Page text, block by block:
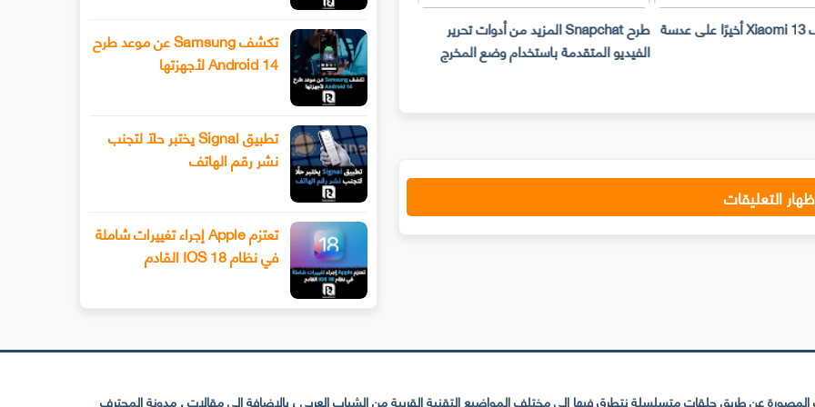
سيحصل هاتف Xiaomi 13 أخيرًا على عدسة طرح Snapchat المزيد من أدوات تحرير
الفيديو المتقدمة باستخدام وضع المخرج
تيكتوك تعمل على منصة مستقلة لبث
الموسيقى
مع منتجي المحتوى
التعليقات
تكشف Samsung عن موعد طرح
Android 14 لأجهزتها
تطبيق Signal يختبر حلًا لتجنب
نشر رقم الهاتف
تعتزم Apple إجراء تغييرات شاملة
في نظام IOS 18 القادم
عن طريق حلقات متسلسلة نتطرق فيها إلى مختلف المواضيع التقنية القريبة من الشباب العربي ، بالإضافة إلى مقالات . مدونة المحترف